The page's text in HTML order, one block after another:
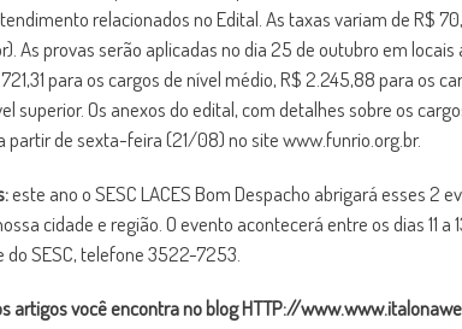
relacionados no Edital. As taxas variam de R$
As provas serão aplicadas no dia 25 de outubro em
para os cargos de nível médio, R$ 2.245,88 para os
superior. Os anexos do edital, com detalhes sobre os
partir de sexta-feira (21/08) no site www.funrio.org.br.
este ano o SESC LACES Bom Despacho abrigará esses 2
cidade e região. O evento acontecerá entre os dias 11 a
SESC, telefone 3522-7253.
artigos você encontra no blog HTTP://